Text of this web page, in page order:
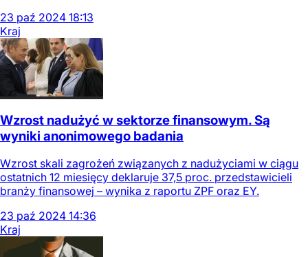
23 paź 2024 18:13
Kraj
Wzrost nadużyć w sektorze finansowym. Są
wyniki anonimowego badania
Wzrost skali zagrożeń związanych z nadużyciami w ciągu
ostatnich 12 miesięcy deklaruje 37,5 proc. przedstawicieli
branży finansowej – wynika z raportu ZPF oraz EY.
23 paź 2024 14:36
Kraj